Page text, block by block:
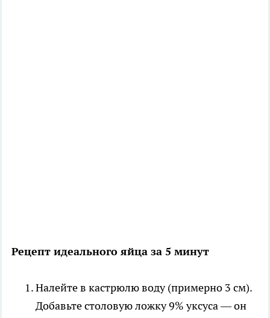
Рецепт идеального яйца за 5 минут
Налейте в кастрюлю воду (примерно 3 см).
Добавьте столовую ложку 9% уксуса — он